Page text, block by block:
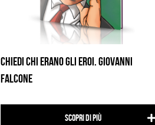
CHIEDI CHI ERANO GLI EROI. GIOVANNI
FALCONE
Scopri di più